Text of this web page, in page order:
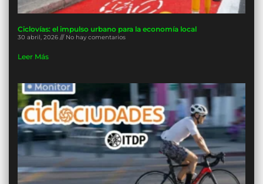
Ciclovías: el impulso urbano para la economía local
30 abril, 2026 No hay comentarios
Leer Más